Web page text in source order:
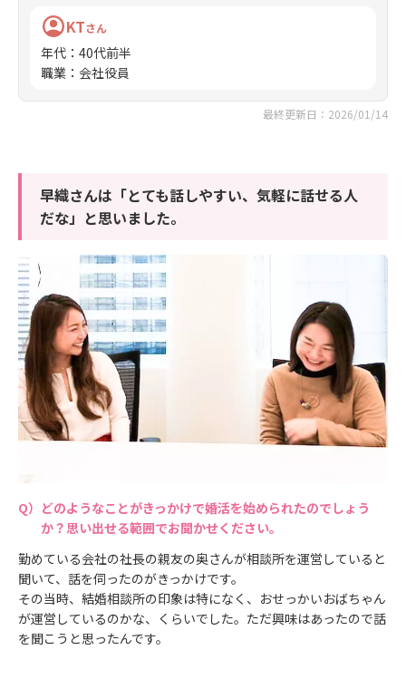
KTさん
年代 ： 40代前半
職業 ： 会社役員
最終更新日：2026/01/14
早織さんは「とても話しやすい、気軽に話せる人
だな」と思いました。
どのようなことがきっかけで婚活を始められたのでしょう
か？思い出せる範囲でお聞かせください。
勤めている会社の社長の親友の奥さんが相談所を運営していると
聞いて、話を伺ったのがきっかけです。
その当時、結婚相談所の印象は特になく、おせっかいおばちゃん
が運営しているのかな、くらいでした。ただ興味はあったので話
を聞こうと思ったんです。